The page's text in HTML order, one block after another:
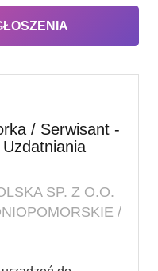
/ Serwisant -
SP. Z O.O.
/